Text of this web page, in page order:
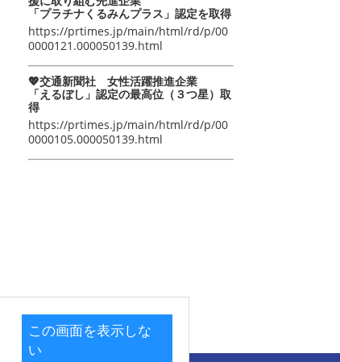
この画面を表示しな
い
「プラチナくるみんプラス」認定を取得
https://prtimes.jp/main/html/rd/p/00
0000121.000050139.html
💖交通新聞社 女性活躍推進企業
「えるぼし」認定の最高位（３つ星）取
得
https://prtimes.jp/main/html/rd/p/00
0000105.000050139.html